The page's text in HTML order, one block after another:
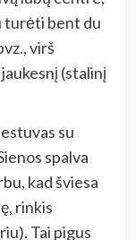
turėti bent du
virš
(stalinį
su
spalva
kad šviesa
rinkis
Tai pigus